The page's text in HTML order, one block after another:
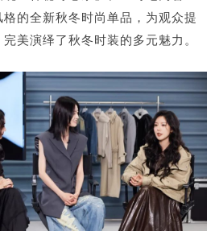
的全新秋冬时尚单品，为观众提
美演绎了秋冬时装的多元魅力。